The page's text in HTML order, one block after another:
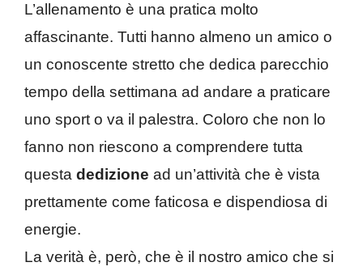
L’allenamento è una pratica molto
affascinante. Tutti hanno almeno un amico o
un conoscente stretto che dedica parecchio
tempo della settimana ad andare a praticare
uno sport o va il palestra. Coloro che non lo
fanno non riescono a comprendere tutta
questa dedizione ad un’attività che è vista
prettamente come faticosa e dispendiosa di
energie.
La verità è, però, che è il nostro amico che si